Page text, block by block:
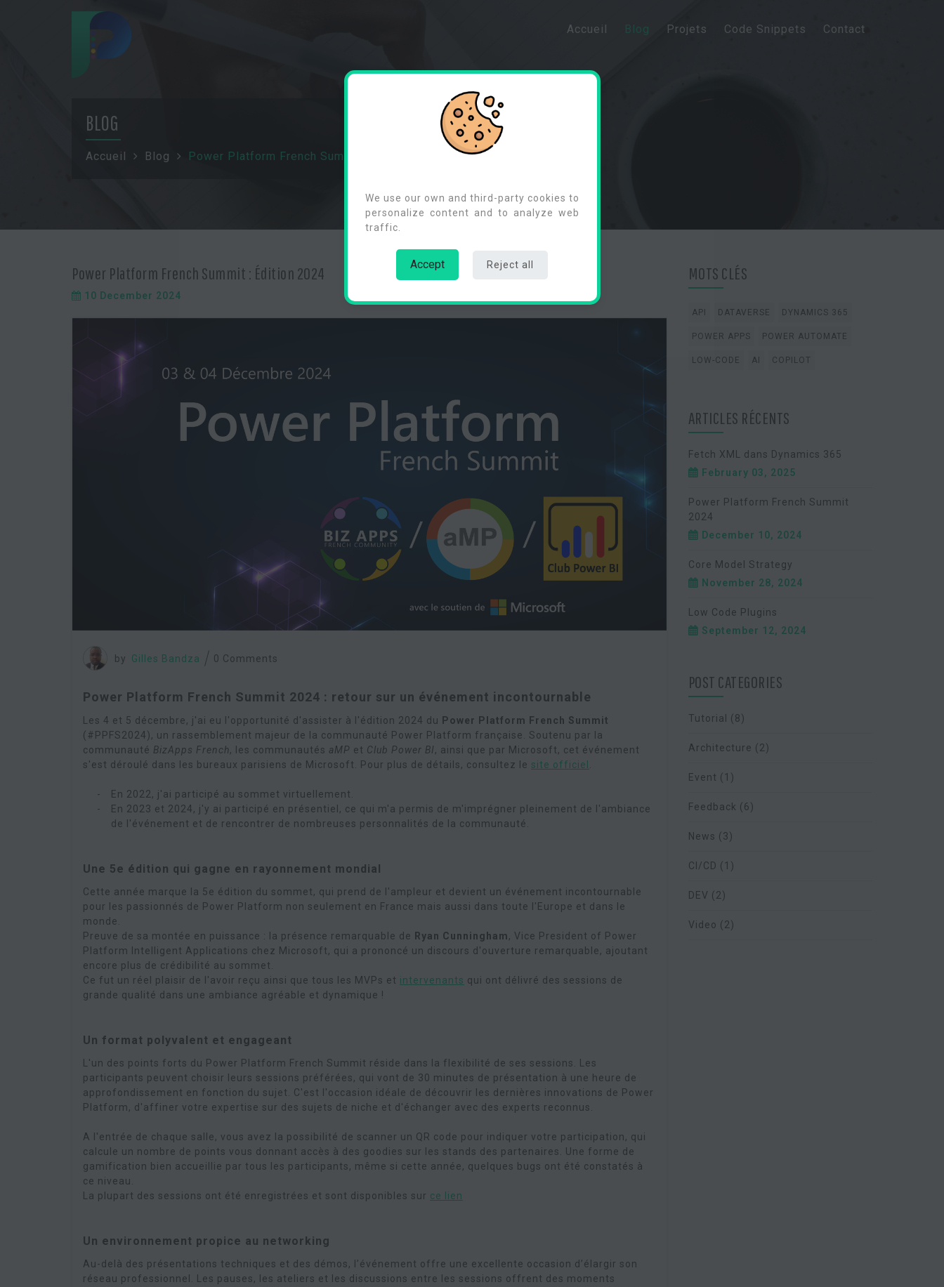
Accueil Blog Projets Code Snippets Contact
BLOG
Accueil Blog Power Platform French Summit : Édition 2024
Power Platform French Summit : Édition 2024
10 December 2024
by Gilles Bandza 0 Comments
Power Platform French Summit 2024 : retour sur un événement incontournable
Les 4 et 5 décembre, j'ai eu l'opportunité d'assister à l'édition 2024 du Power Platform French Summit
(#PPFS2024), un rassemblement majeur de la communauté Power Platform française. Soutenu par la
communauté BizApps French, les communautés aMP et Club Power BI, ainsi que par Microsoft, cet événement
s'est déroulé dans les bureaux parisiens de Microsoft. Pour plus de détails, consultez le site officiel .
En 2022, j'ai participé au sommet virtuellement.
En 2023 et 2024, j'y ai participé en présentiel, ce qui m'a permis de m'imprégner pleinement de l'ambiance
de l'événement et de rencontrer de nombreuses personnalités de la communauté.
Une 5e édition qui gagne en rayonnement mondial
Cette année marque la 5e édition du sommet, qui prend de l'ampleur et devient un événement incontournable
pour les passionnés de Power Platform non seulement en France mais aussi dans toute l'Europe et dans le
monde.
Preuve de sa montée en puissance : la présence remarquable de Ryan Cunningham, Vice President of Power
Platform Intelligent Applications chez Microsoft, qui a prononcé un discours d'ouverture remarquable, ajoutant
encore plus de crédibilité au sommet.
Ce fut un réel plaisir de l'avoir reçu ainsi que tous les MVPs et intervenants qui ont délivré des sessions de
grande qualité dans une ambiance agréable et dynamique !
Un format polyvalent et engageant
L'un des points forts du Power Platform French Summit réside dans la flexibilité de ses sessions. Les
participants peuvent choisir leurs sessions préférées, qui vont de 30 minutes de présentation à une heure de
approfondissement en fonction du sujet. C'est l'occasion idéale de découvrir les dernières innovations de Power
Platform, d'affiner votre expertise sur des sujets de niche et d'échanger avec des experts reconnus.
A l'entrée de chaque salle, vous avez la possibilité de scanner un QR code pour indiquer votre participation, qui
calcule un nombre de points vous donnant accès à des goodies sur les stands des partenaires. Une forme de
gamification bien accueillie par tous les participants, même si cette année, quelques bugs ont été constatés à
ce niveau.
La plupart des sessions ont été enregistrées et sont disponibles sur ce lien
Un environnement propice au networking
Au-delà des présentations techniques et des démos, l’événement offre une excellente occasion d’élargir son
réseau professionnel. Les pauses, les ateliers et les discussions entre les sessions offrent des moments
MOTS CLÉS
API DATAVERSE DYNAMICS 365
POWER APPS POWER AUTOMATE
LOW-CODE AI COPILOT
ARTICLES RÉCENTS
Fetch XML dans Dynamics 365
February 03, 2025
Power Platform French Summit
2024
December 10, 2024
Core Model Strategy
November 28, 2024
Low Code Plugins
September 12, 2024
POST CATEGORIES
Tutorial (8)
Architecture (2)
Event (1)
Feedback (6)
News (3)
CI/CD (1)
DEV (2)
Video (2)
We use our own and third-party cookies to
personalize content and to analyze web
traffic.
Accept Reject all